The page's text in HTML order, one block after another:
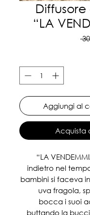
Diffusore
“LA
Aggiungi al
Acquista
“LA
indietro nel
bambini si faceva
uva fragola,
bocca i suoi
buttando la